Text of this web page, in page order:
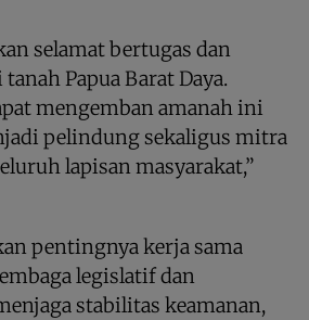
selamat bertugas dan
Papua Barat Daya.
mengemban amanah ini
pelindung sekaligus mitra
lapisan masyarakat,”
pentingnya kerja sama
legislatif dan
stabilitas keamanan,